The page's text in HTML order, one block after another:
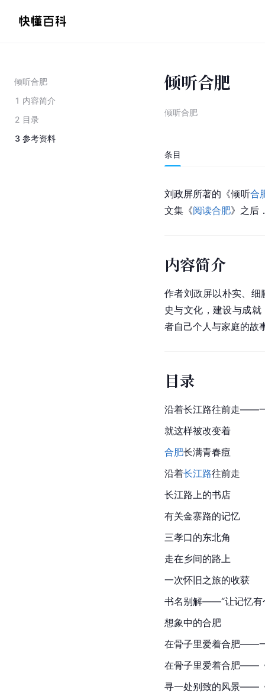
倾听合肥
1 内容简介
2 目录
3 参考资料
倾听合肥
倾听合肥
条目
刘政屏所著的《倾听合
文集《阅读合肥》之后
内容简介
作者刘政屏以朴实、细
史与文化，建设与成
者自己个人与家庭的故
目录
沿着长江路往前走——
就这样被改变着
合肥长满青春痘
沿着长江路往前走
长江路上的书店
有关金寨路的记忆
三孝口的东北角
走在乡间的路上
一次怀旧之旅的收获
书名别解——“让记忆有
想象中的合肥
在骨子里爱着合肥——
在骨子里爱着合肥——
寻一处别致的风景——